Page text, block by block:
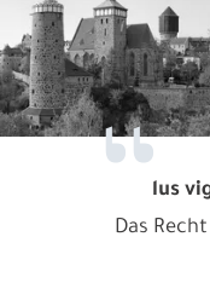
lus
Das